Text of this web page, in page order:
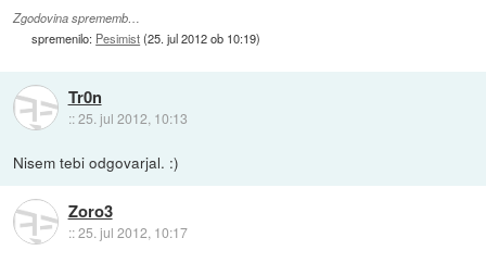
Zgodovina sprememb…
spremenilo: Pesimist(25. jul 2012 ob 10:19)
Tr0n
::25. jul 2012, 10:13
Nisem tebi odgovarjal. :)
Zoro3
::25. jul 2012, 10:17